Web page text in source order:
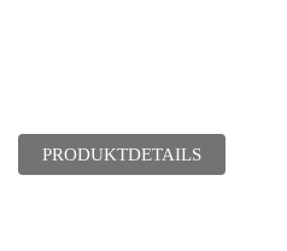
PRODUKTDETAILS